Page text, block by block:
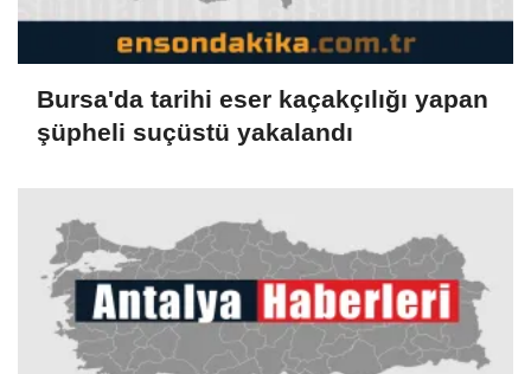
Bursa'da tarihi eser kaçakçılığı yapan
şüpheli suçüstü yakalandı